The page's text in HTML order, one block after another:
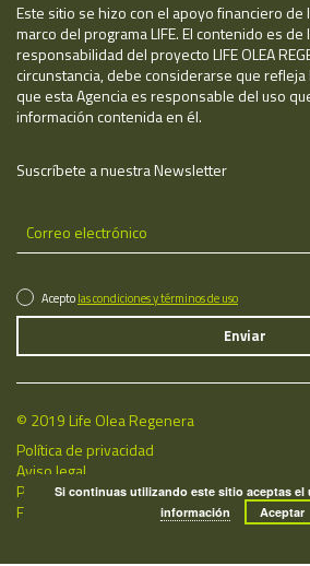
Este sitio se hizo con el apoyo financiero de
marco del programa LIFE. El contenido es de
responsabilidad del proyecto LIFE OLEA
circunstancia, debe considerarse que refleja
que esta Agencia es responsable del uso
información contenida en él.
Suscríbete a nuestra Newsletter
Aceptolas condiciones y términos de uso
© 2019 Life Olea Regenera
Política de privacidad
Aviso legal
Política de cookies
Fecha de última actualización: 07/08/2026
Si continuas utilizando este sitio aceptas
información
Aceptar